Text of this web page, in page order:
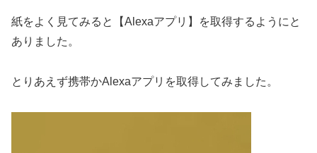
紙をよく見てみると【Alexaアプリ】を取得するようにと
ありました。
とりあえず携帯かAlexaアプリを取得してみました。